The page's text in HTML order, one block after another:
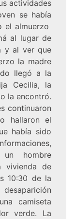
actividades
se había
el almuerzo
al lugar de
y al ver que
la madre
llegó a la
Cecilia, la
la encontró.
continuaron
hallaron el
había sido
hombre
vivienda de
10:30 de la
camiseta
verde. La